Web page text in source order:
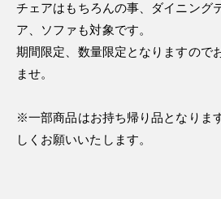
チェアはもちろんの事、ダイニング
ア、ソファも対象です。
期間限定、数量限定となりますので
ませ。
※一部商品はお持ち帰り品となりま
しくお願いいたします。